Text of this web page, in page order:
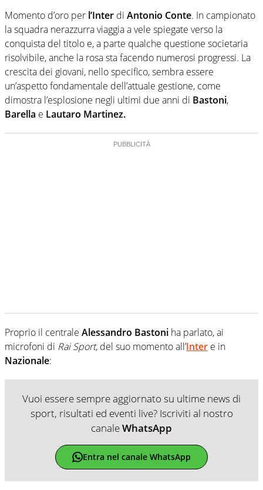
Momento d’oro per l’Inter di Antonio Conte. In campionato
la squadra nerazzurra viaggia a vele spiegate verso la
conquista del titolo e, a parte qualche questione societaria
risolvibile, anche la rosa sta facendo numerosi progressi. La
crescita dei giovani, nello specifico, sembra essere
un’aspetto fondamentale dell’attuale gestione, come
dimostra l’esplosione negli ultimi due anni di Bastoni,
Barella e Lautaro Martinez.
Proprio il centrale Alessandro Bastoni ha parlato, ai
microfoni di Rai Sport, del suo momento all’Inter e in
Nazionale:
Vuoi essere sempre aggiornato su ultime news di
sport, risultati ed eventi live? Iscriviti al nostro
canaleWhatsApp
Entra nel canale WhatsApp